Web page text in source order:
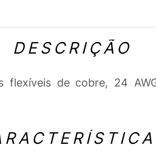
DESCRIÇÃO
de cobre, 24